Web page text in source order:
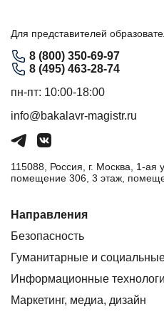
Для представителей
8 (800) 350-69-97
8 (495) 463-28-74
пн-пт: 10:00-18:00
info@bakalavr-magistr.ru
115088, Россия, г. Москва, 1-
помещение 306, 3 этаж,
Направления
Безопасность
Гуманитарные и
Информационные
Маркетинг, медиа, дизайн